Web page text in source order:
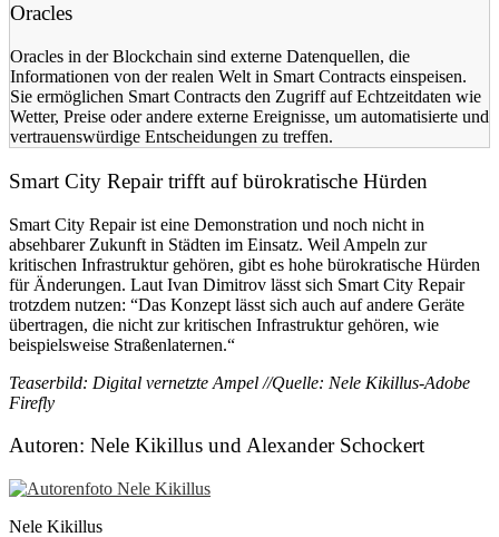
Oracles
Oracles in der Blockchain sind externe Datenquellen, die
Informationen von der realen Welt in Smart Contracts einspeisen.
Sie ermöglichen Smart Contracts den Zugriff auf Echtzeitdaten wie
Wetter, Preise oder andere externe Ereignisse, um automatisierte und
vertrauenswürdige Entscheidungen zu treffen.
Smart City Repair trifft auf bürokratische Hürden
Smart City Repair ist eine Demonstration und noch nicht in
absehbarer Zukunft in Städten im Einsatz. Weil Ampeln zur
kritischen Infrastruktur gehören, gibt es hohe bürokratische Hürden
für Änderungen. Laut Ivan Dimitrov lässt sich Smart City Repair
trotzdem nutzen: “Das Konzept lässt sich auch auf andere Geräte
übertragen, die nicht zur kritischen Infrastruktur gehören, wie
beispielsweise Straßenlaternen.“
Teaserbild: Digital vernetzte Ampel //Quelle: Nele Kikillus-Adobe
Firefly
Autoren: Nele Kikillus und Alexander Schockert
Nele Kikillus